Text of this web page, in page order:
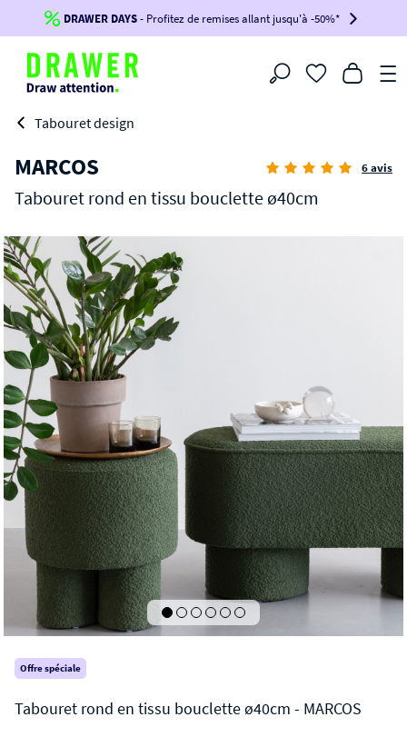
Jusqu'à-100€*sur votre commande !
BIKINI100
-voir conditions en bas de page-
DRAWER DAYS- Profitez de remises allant jusqu'à -50%*
Filtrer
Tabouret design
MARCOS
Tabouret rond en tissu bouclette ø40cm
6 avis
Offre spéciale